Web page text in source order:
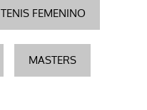
TENIS FEMENINO
MASTERS